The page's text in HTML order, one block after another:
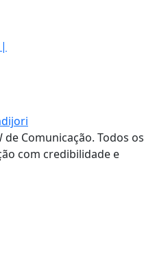
|
de Comunicação. Todos os
com credibilidade e